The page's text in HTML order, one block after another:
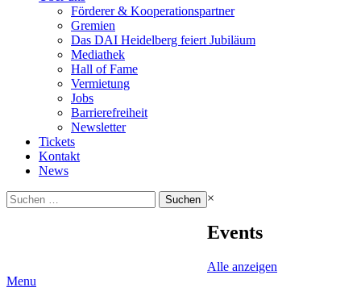
Förderer & Kooperationspartner
Gremien
Das DAI Heidelberg feiert Jubiläum
Mediathek
Hall of Fame
Vermietung
Jobs
Barrierefreiheit
Newsletter
Tickets
Kontakt
News
Suchen
nach:
×
Events
Alle anzeigen
Menu